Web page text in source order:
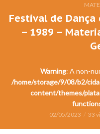
Festival de Dança
– 1989 –
Warning: A non-
/home/storage/9/08/b2/
content/themes/
02/05/2023 33